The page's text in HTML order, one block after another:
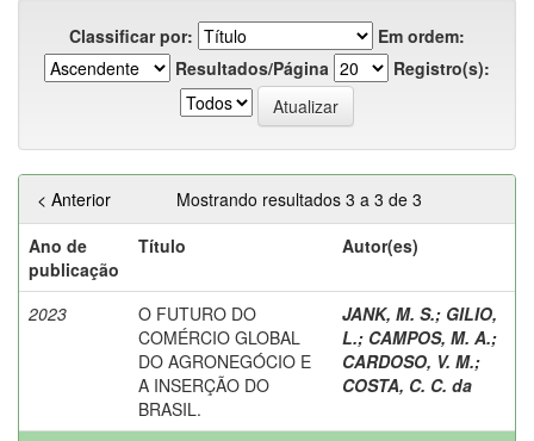
Classificar por:
Em ordem:
Resultados/Página
Registro(s):
Mostrando resultados 3 a 3 de 3
< Anterior
Ano de
publicação
Título Autor(es)
2023
O FUTURO DO
COMÉRCIO GLOBAL
DO AGRONEGÓCIO E
A INSERÇÃO DO
BRASIL.
JANK, M. S.; GILIO,
L.; CAMPOS, M. A.;
CARDOSO, V. M.;
COSTA, C. C. da